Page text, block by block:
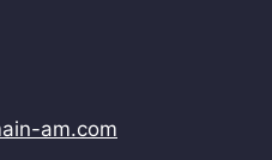
am.com